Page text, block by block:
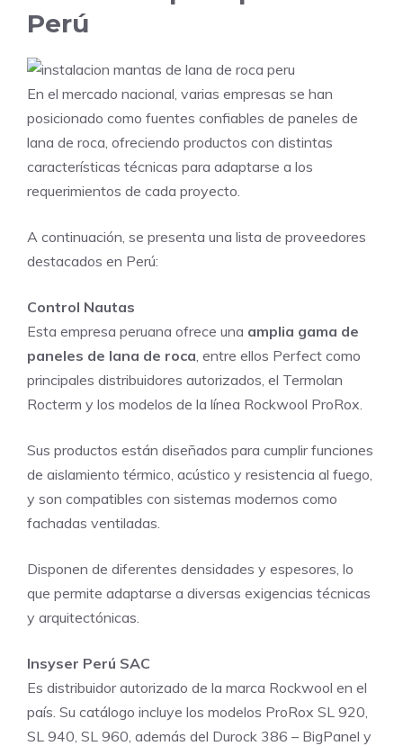
Perú
En el mercado nacional, varias empresas se han
posicionado como fuentes confiables de paneles de
lana de roca, ofreciendo productos con distintas
características técnicas para adaptarse a los
requerimientos de cada proyecto.
A continuación, se presenta una lista de proveedores
destacados en Perú:
Control Nautas
Esta empresa peruana ofrece una amplia gama de
paneles de lana de roca , entre ellos Perfect como
principales distribuidores autorizados, el Termolan
Rocterm y los modelos de la línea Rockwool ProRox.
Sus productos están diseñados para cumplir funciones
de aislamiento térmico, acústico y resistencia al fuego,
y son compatibles con sistemas modernos como
fachadas ventiladas.
Disponen de diferentes densidades y espesores, lo
que permite adaptarse a diversas exigencias técnicas
y arquitectónicas.
Insyser Perú SAC
Es distribuidor autorizado de la marca Rockwool en el
país. Su catálogo incluye los modelos ProRox SL 920,
SL 940, SL 960, además del Durock 386 – BigPanel y